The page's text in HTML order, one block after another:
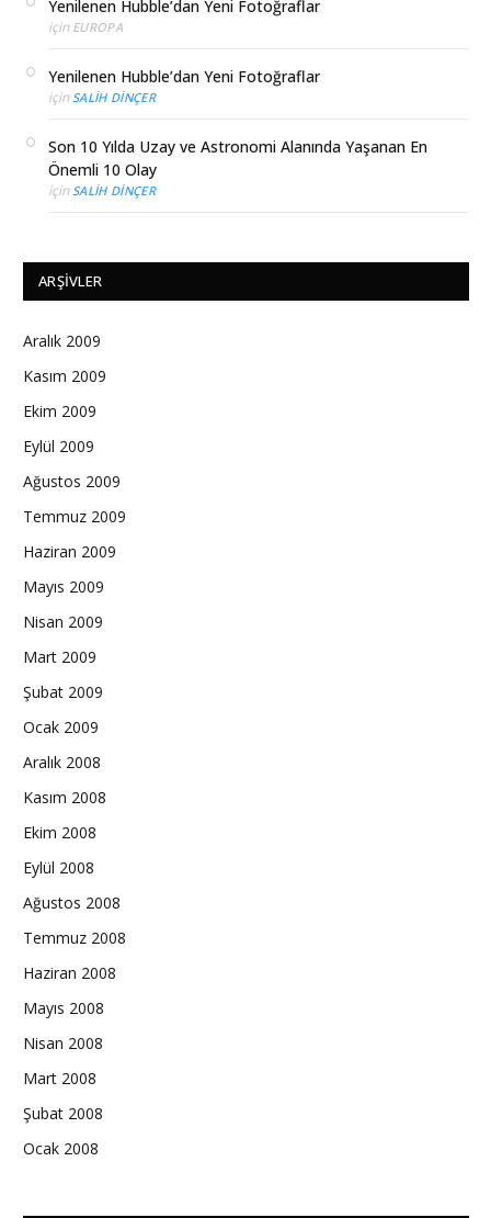
Yenilenen Hubble’dan Yeni Fotoğraflar
için EUROPA
Yenilenen Hubble’dan Yeni Fotoğraflar
için SALIH DINÇER
Son 10 Yılda Uzay ve Astronomi Alanında Yaşanan En
Önemli 10 Olay
için SALIH DINÇER
ARŞIVLER
Aralık 2009
Kasım 2009
Ekim 2009
Eylül 2009
Ağustos 2009
Temmuz 2009
Haziran 2009
Mayıs 2009
Nisan 2009
Mart 2009
Şubat 2009
Ocak 2009
Aralık 2008
Kasım 2008
Ekim 2008
Eylül 2008
Ağustos 2008
Temmuz 2008
Haziran 2008
Mayıs 2008
Nisan 2008
Mart 2008
Şubat 2008
Ocak 2008